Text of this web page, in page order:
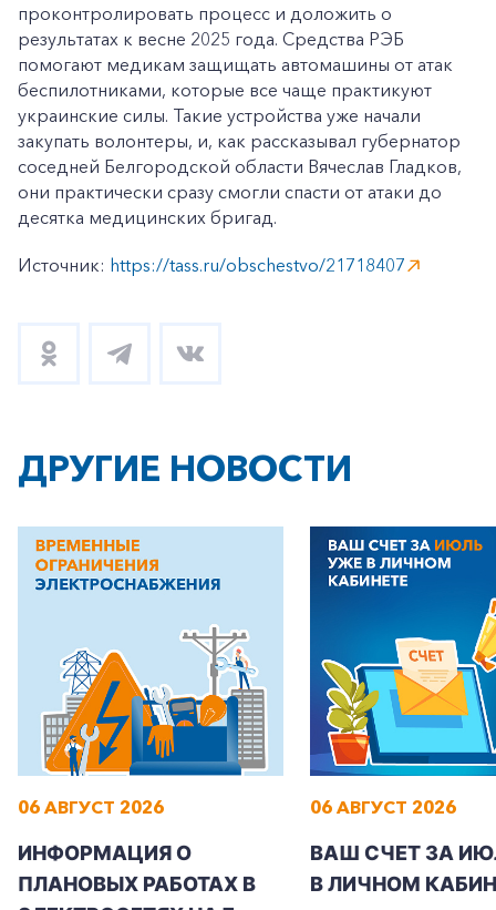
+7-800-700-24-57
Частным клиентам
проконтролировать процесс и доложить о
результатах к весне 2025 года. Средства РЭБ
помогают медикам защищать автомашины от атак
беспилотниками, которые все чаще практикуют
украинские силы. Такие устройства уже начали
закупать волонтеры, и, как рассказывал губернатор
соседней Белгородской области Вячеслав Гладков,
они практически сразу смогли спасти от атаки до
десятка медицинских бригад.
Источник: https://tass.ru/obschestvo/21718407
ДРУГИЕ НОВОСТИ
06 АВГУСТ 2026
ИНФОРМАЦИЯ О
ПЛАНОВЫХ РАБОТАХ В
06 АВГУСТ 2026
ВАШ СЧЕТ ЗА
В ЛИЧНОМ